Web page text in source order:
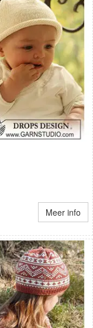
Meer info